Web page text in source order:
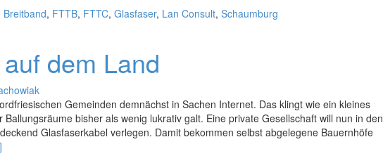
Breitband, FTTB, FTTC, Glasfaser, Lan Consult, Schaumburg
dem Land
Gemeinden demnächst in Sachen Internet. Das klingt wie ein kleines
bisher als wenig lukrativ galt. Eine private Gesellschaft will nun in den
Glasfaserkabel verlegen. Damit bekommen selbst abgelegene Bauernhöfe